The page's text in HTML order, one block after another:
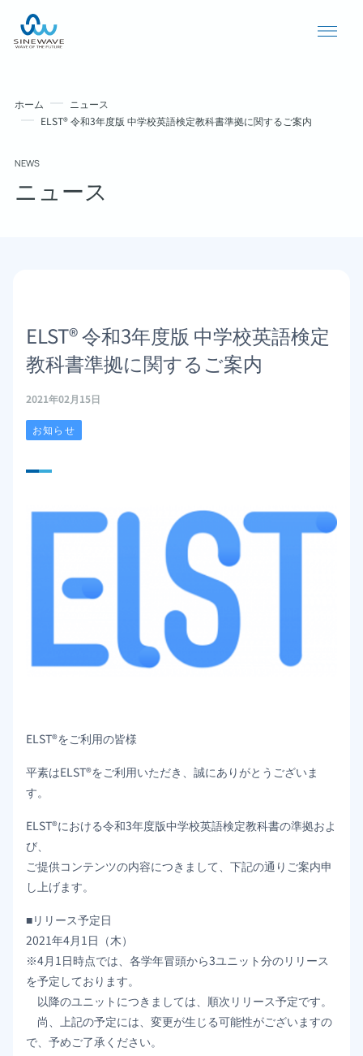
個人情報保護方針
ホーム
ニュース
ELST® 令和3年度版 中学校英語検定教科書準拠に関するご案内
NEWS
ニュース
ELST® 令和3年度版 中学校英語検定
教科書準拠に関するご案内
2021年02月15日
お知らせ
ELST®をご利用の皆様
平素はELST®をご利用いただき、誠にありがとうございま
す。
ELST®における令和3年度版中学校英語検定教科書の準拠およ
び、
ご提供コンテンツの内容につきまして、下記の通りご案内申
し上げます。
■リリース予定日
2021年4月1日（木）
※4月1日時点では、各学年冒頭から3ユニット分のリリース
を予定しております。
以降のユニットにつきましては、順次リリース予定です。
尚、上記の予定には、変更が生じる可能性がございますの
で、予めご了承ください。